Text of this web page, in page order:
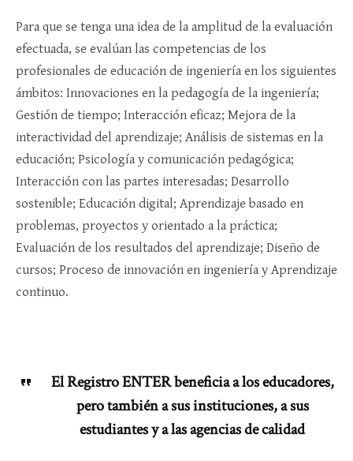
Para que se tenga una idea de la amplitud de la evaluación
efectuada, se evalúan las competencias de los
profesionales de educación de ingeniería en los siguientes
ámbitos: Innovaciones en la pedagogía de la ingeniería;
Gestión de tiempo; Interacción eficaz; Mejora de la
interactividad del aprendizaje; Análisis de sistemas en la
educación; Psicología y comunicación pedagógica;
Interacción con las partes interesadas; Desarrollo
sostenible; Educación digital; Aprendizaje basado en
problemas, proyectos y orientado a la práctica;
Evaluación de los resultados del aprendizaje; Diseño de
cursos; Proceso de innovación en ingeniería y Aprendizaje
continuo.
El Registro ENTER beneficia a los educadores,
pero también a sus instituciones, a sus
estudiantes y a las agencias de calidad